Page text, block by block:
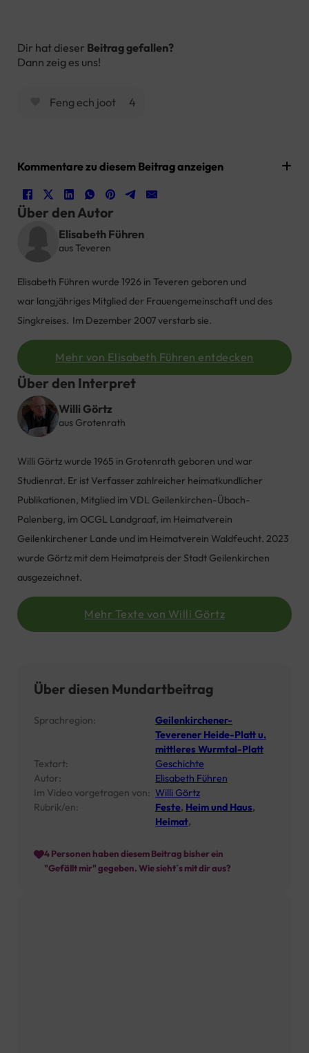
Dir hat dieser Beitrag gefallen?
Dann zeig es uns!
Feng ech joot 4
Kommentare zu diesem Beitrag anzeigen
Über den Autor
Elisabeth Führen
aus Teveren
Elisabeth Führen wurde 1926 in Teveren geboren und
war langjähriges Mitglied der Frauengemeinschaft und des
Singkreises. Im Dezember 2007 verstarb sie.
Mehr von Elisabeth Führen entdecken
Über den Interpret
Willi Görtz
aus Grotenrath
Willi Görtz wurde 1965 in Grotenrath geboren und war
Studienrat. Er ist Verfasser zahlreicher heimatkundlicher
Publikationen, Mitglied im VDL Geilenkirchen-Übach-
Palenberg, im OCGL Landgraaf, im Heimatverein
Geilenkirchener Lande und im Heimatverein Waldfeucht. 2023
wurde Görtz mit dem Heimatpreis der Stadt Geilenkirchen
ausgezeichnet.
Mehr Texte von Willi Görtz
Über diesen Mundartbeitrag
Sprachregion:
Geilenkirchener-
Teverener Heide-Platt u.
mittleres Wurmtal-Platt
Textart:
Geschichte
Autor:
Elisabeth Führen
Im Video vorgetragen von: Willi Görtz
Rubrik/en:
Feste, Heim und Haus,
Heimat,
4Personen haben diesem Beitrag bisher ein
"Gefällt mir" gegeben. Wie sieht´s mit dir aus?